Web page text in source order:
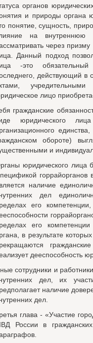
органов
и природы органа
понятие, сущность,
на внутреннюю
через
Данный подход
-это обязательный
действующий в
учредительными
лицо
гражданские
юридического
обороте)
и
юридического лица
горрайорганов
наличие
дел
его
его
в результате
дееспособность
сотрудники и
дел, их
наличие
дел.
глава - «Участие
России в